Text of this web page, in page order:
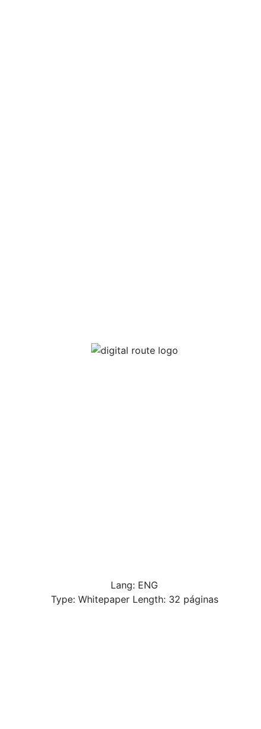
Lang: ENG
Type: Whitepaper Length: 32 páginas